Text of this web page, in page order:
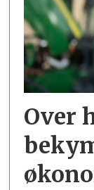
Over